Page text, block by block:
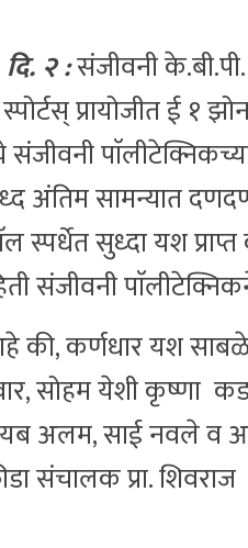
दि. २ :संजीवनी
प्रायोजीत ई १
संजीवनी
अंतिम सामन्यात
स्पर्धेत सुध्दा यश
संजीवनी पाॅलीटेक्निकने
की, कर्णधार यश साबळे
सोहम येशी कृष्णा
अलम, साई नवले व
संचालक प्रा.